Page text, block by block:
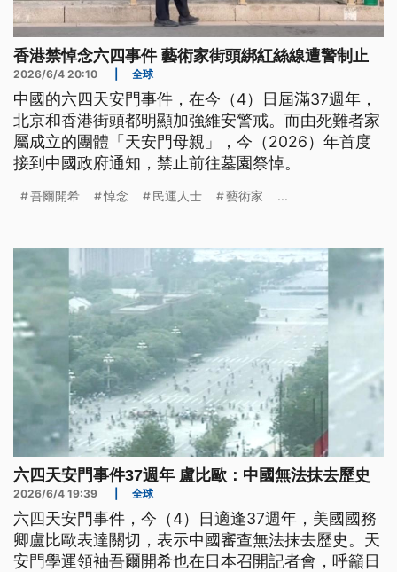
香港禁悼念六四事件 藝術家街頭綁紅絲線遭警制止
2026/6/4 20:10 全球
中國的六四天安門事件，在今（4）日屆滿37週年，
北京和香港街頭都明顯加強維安警戒。而由死難者家
屬成立的團體「天安門母親」，今（2026）年首度
接到中國政府通知，禁止前往墓園祭悼。
吾爾開希 悼念 民運人士 藝術家 ...
六四天安門事件37週年 盧比歐：中國無法抹去歷史
2026/6/4 19:39 全球
六四天安門事件，今（4）日適逢37週年，美國國務
卿盧比歐表達關切，表示中國審查無法抹去歷史。天
安門學運領袖吾爾開希也在日本召開記者會，呼籲日